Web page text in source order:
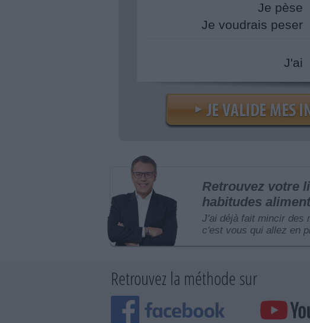
Je pèse
Je voudrais peser
J'ai
Retrouvez votre
habitudes
J'ai déjà fait mincir des
c'est vous qui allez en
Retrouvez la méthode sur